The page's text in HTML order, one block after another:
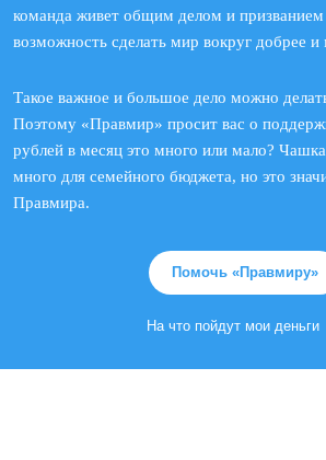
команда живет общим делом и
возможность сделать мир вокруг добрее и
Такое важное и большое дело можно
Поэтому «Правмир» просит вас о
рублей в месяц это много или мало?
много для семейного бюджета, но это
Правмира.
Помочь «Правмиру»
На что пойдут мои деньги